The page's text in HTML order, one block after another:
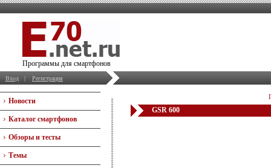
Программы для смартфонов
Вход | Регистрация
Новости
Каталог смартфонов
Обзоры и тесты
Темы
GSR 600